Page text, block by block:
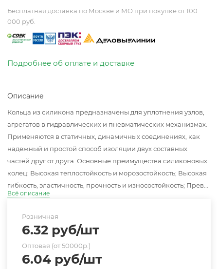
Бесплатная доставка по Москве и МО при покупке от 100
000 руб.
Подробнее об оплате и доставке
Описание
Кольца из силикона предназначены для уплотнения узлов,
агрегатов в гидравлических и пневматических механизмах.
Применяются в статичных, динамичных соединениях, как
надежный и простой способ изоляции двух составных
частей друг от друга. Основные преимущества силиконовых
колец: Высокая теплостойкость и морозостойкость; Высокая
гибкость, эластичность, прочность и износостойкость; Прев...
Всё описание
Розничная
6.32 руб/шт
Оптовая (от 50000р.)
6.04 руб/шт